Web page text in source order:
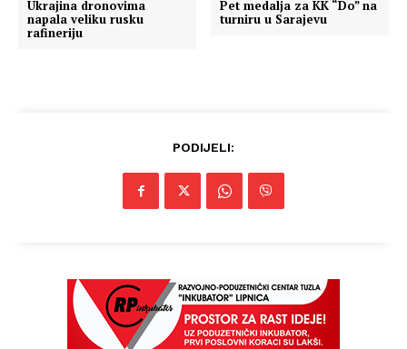
Ukrajina dronovima
napala veliku rusku
rafineriju
Pet medalja za KK “Do” na
turniru u Sarajevu
PODIJELI: